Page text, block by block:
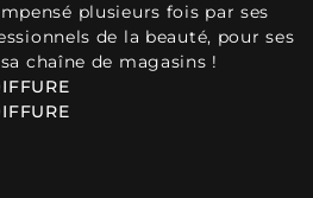
plusieurs fois par ses
de la beauté, pour ses
chaîne de magasins !